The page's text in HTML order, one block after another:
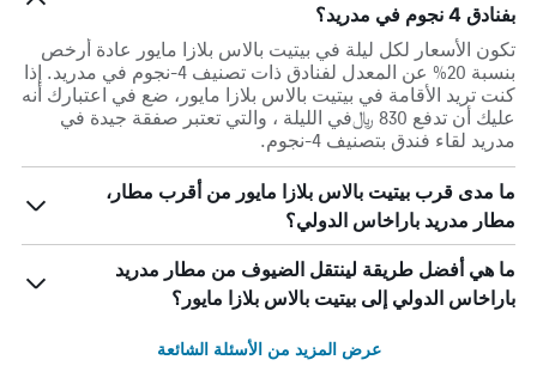
بفنادق 4 نجوم في مدريد؟
تكون الأسعار لكل ليلة في بيتيت بالاس بلازا مايور عادة أرخص
بنسبة 20% عن المعدل لفنادق ذات تصنيف 4-نجوم في مدريد. إذا
كنت تريد الأقامة في بيتيت بالاس بلازا مايور، ضع في اعتبارك أنه
عليك أن تدفع 830 ﷼في الليلة ، والتي تعتبر صفقة جيدة في
مدريد لقاء فندق بتصنيف 4-نجوم.
ما مدى قرب بيتيت بالاس بلازا مايور من أقرب مطار،
مطار مدريد باراخاس الدولي؟
ما هي أفضل طريقة لينتقل الضيوف من مطار مدريد
باراخاس الدولي إلى بيتيت بالاس بلازا مايور؟
عرض المزيد من الأسئلة الشائعة